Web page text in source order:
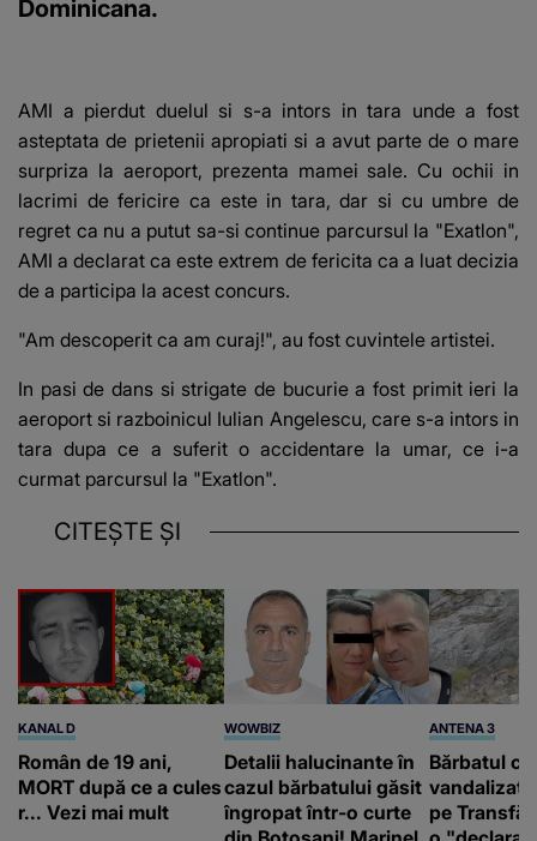
Dominicana.
AMI a pierdut duelul si s-a intors in tara unde a fost
asteptata de prietenii apropiati si a avut parte de o mare
surpriza la aeroport, prezenta mamei sale. Cu ochii in
lacrimi de fericire ca este in tara, dar si cu umbre de
regret ca nu a putut sa-si continue parcursul la "Exatlon",
AMI a declarat ca este extrem de fericita ca a luat decizia
de a participa la acest concurs.
"Am descoperit ca am curaj!", au fost cuvintele artistei.
In pasi de dans si strigate de bucurie a fost primit ieri la
aeroport si razboinicul Iulian Angelescu, care s-a intors in
tara dupa ce a suferit o accidentare la umar, ce i-a
curmat parcursul la "Exatlon".
CITEȘTE ȘI
KANAL D
Român de 19 ani,
MORT după ce a cules
r... Vezi mai mult
WOWBIZ
Detalii halucinante în
cazul bărbatului găsit
îngropat într-o curte
ANTENA 3
Bărbatul
vandalizat
pe